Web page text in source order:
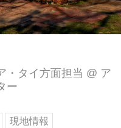
・タイ方面担当 @ ア
ー
現地情報